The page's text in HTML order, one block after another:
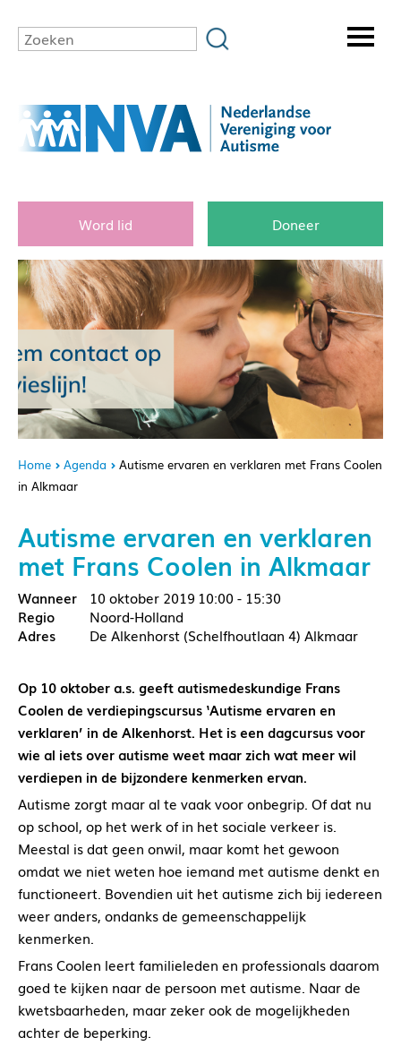
Word lid Doneer
Home Agenda
Autisme ervaren en verklaren met Frans Coolen
in Alkmaar
Autisme ervaren en verklaren
met Frans Coolen in Alkmaar
10 oktober 2019 10:00 - 15:30
Noord-Holland
De Alkenhorst (Schelfhoutlaan 4) Alkmaar
Op 10 oktober a.s. geeft autismedeskundige Frans
Coolen de verdiepingscursus ‘Autisme ervaren en
verklaren’ in de Alkenhorst. Het is een dagcursus voor
wie al iets over autisme weet maar zich wat meer wil
verdiepen in de bijzondere kenmerken ervan.
Autisme zorgt maar al te vaak voor onbegrip. Of dat nu
op school, op het werk of in het sociale verkeer is.
Meestal is dat geen onwil, maar komt het gewoon
omdat we niet weten hoe iemand met autisme denkt en
functioneert. Bovendien uit het autisme zich bij iedereen
weer anders, ondanks de gemeenschappelijk
kenmerken.
Frans Coolen leert familieleden en professionals daarom
goed te kijken naar de persoon met autisme. Naar de
kwetsbaarheden, maar zeker ook de mogelijkheden
achter de beperking.